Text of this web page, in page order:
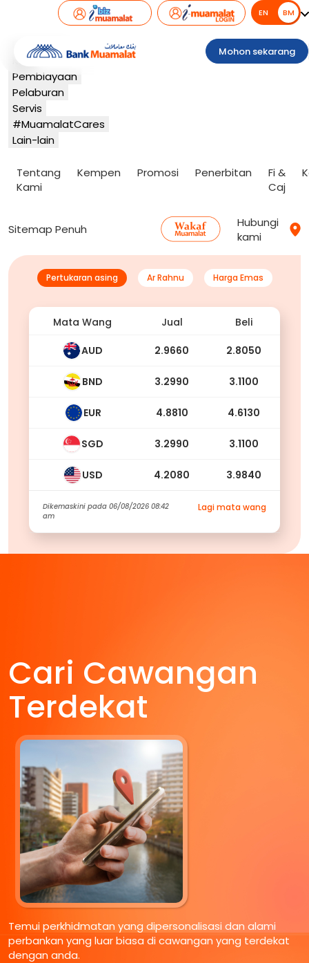
EN BM
BM
Perbankan
Kad
Pembiayaan
Pelaburan
Servis
#MuamalatCares
Lain-lain
Tentang
Kami
Kempen Promosi Penerbitan
Fi &
Caj
Sitemap Penuh
Hubungi
kami
Pertukaran asing Ar Rahnu Harga Emas
Mata Wang Jual Beli
AUD 2.9660 2.8050
BND 3.2990 3.1100
EUR 4.8810 4.6130
SGD 3.2990 3.1100
USD 4.2080 3.9840
Dikemaskini pada 06/08/2026 08:42
am
Lagi mata wang
Mohon sekarang
Cari Cawangan
Terdekat
Temui perkhidmatan yang dipersonalisasi dan alami
perbankan yang luar biasa di cawangan yang terdekat
dengan anda.